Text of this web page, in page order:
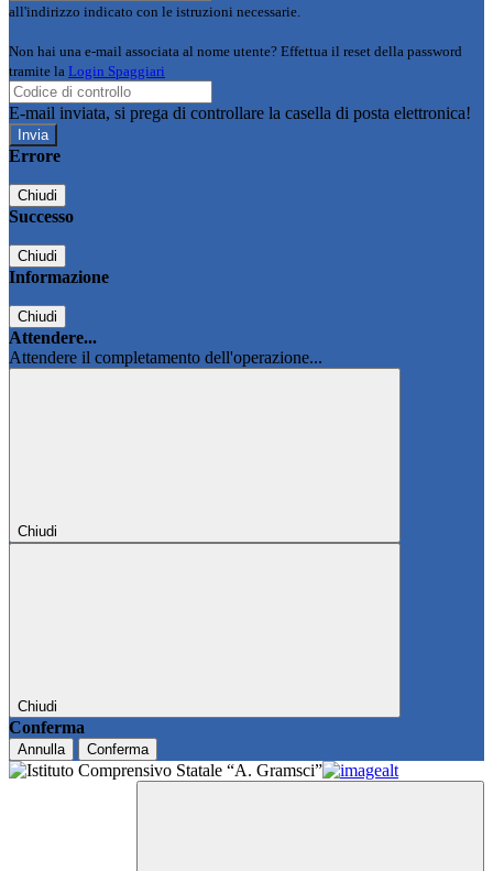
all'indirizzo indicato con le istruzioni necessarie.
Non hai una e-mail associata al nome utente? Effettua il reset della password
tramite la Login Spaggiari
E-mail inviata, si prega di controllare la casella di posta elettronica!
Errore
Chiudi
Successo
Chiudi
Informazione
Chiudi
Attendere...
Attendere il completamento dell'operazione...
Chiudi
Chiudi
Conferma
Annulla Conferma